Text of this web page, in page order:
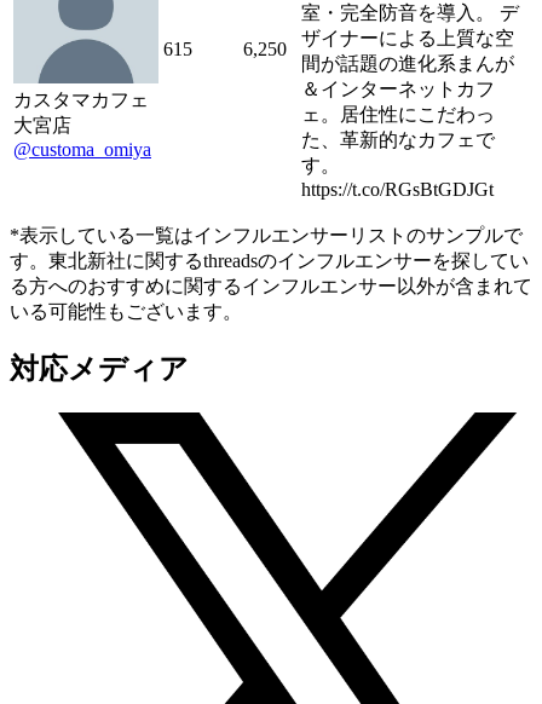
カスタマカフェ
大宮店
@customa_omiya
615 6,250
室・完全防音を導入。 デ
ザイナーによる上質な空
間が話題の進化系まんが
＆インターネットカフ
ェ。居住性にこだわっ
た、革新的なカフェで
す。
https://t.co/RGsBtGDJGt
*表示している一覧はインフルエンサーリストのサンプルで
す。東北新社に関するthreadsのインフルエンサーを探してい
る方へのおすすめに関するインフルエンサー以外が含まれて
いる可能性もございます。
対応メディア